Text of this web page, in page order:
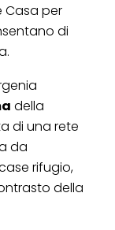
Casa per
di
della
di una rete
da
rifugio,
della